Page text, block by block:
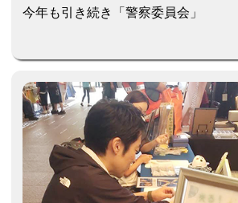
今年も引き続き「警察委員会」